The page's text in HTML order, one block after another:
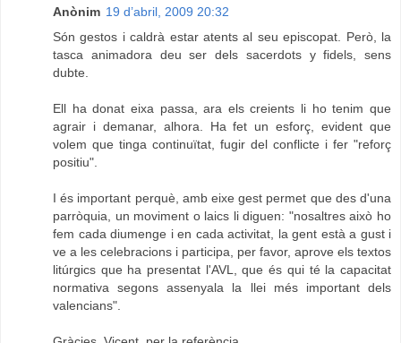
Anònim 19 d’abril, 2009 20:32
Són gestos i caldrà estar atents al seu episcopat. Però, la
tasca animadora deu ser dels sacerdots y fidels, sens
dubte.
Ell ha donat eixa passa, ara els creients li ho tenim que
agrair i demanar, alhora. Ha fet un esforç, evident que
volem que tinga continuïtat, fugir del conflicte i fer "reforç
positiu".
I és important perquè, amb eixe gest permet que des d'una
parròquia, un moviment o laics li diguen: "nosaltres això ho
fem cada diumenge i en cada activitat, la gent està a gust i
ve a les celebracions i participa, per favor, aprove els textos
litúrgics que ha presentat l'AVL, que és qui té la capacitat
normativa segons assenyala la llei més important dels
valencians".